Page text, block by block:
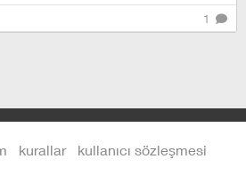
1
kurallar kullanıcı sözleşmesi